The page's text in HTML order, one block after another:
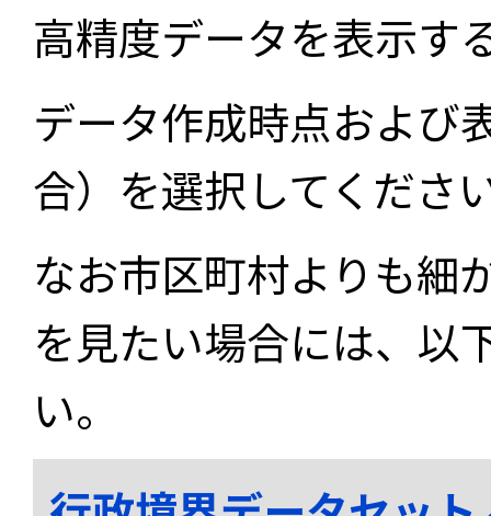
高精度データを表示す
データ作成時点および
合）を選択してくださ
なお市区町村よりも細
を見たい場合には、以
い。